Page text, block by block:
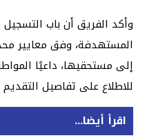
وأكد الفريق أن باب التسجيل
المستهدفة، وفق معايير
إلى مستحقيها، داعيًا
للاطلاع على تفاصيل التقديم
اقرأ أيضا...